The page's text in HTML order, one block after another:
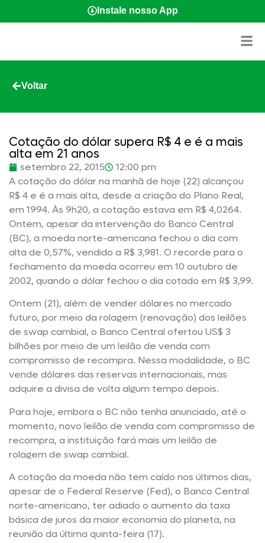
Instale nosso App
Voltar
Cotação do dólar supera R$ 4 e é a mais
alta em 21 anos
setembro 22, 2015
12:00 pm
A cotação do dólar na manhã de hoje (22) alcançou
R$ 4 e é a mais alta, desde a criação do Plano Real,
em 1994. Às 9h20, a cotação estava em R$ 4,0264.
Ontem, apesar da intervenção do Banco Central
(BC), a moeda norte-americana fechou o dia com
alta de 0,57%, vendido a R$ 3,981. O recorde para o
fechamento da moeda ocorreu em 10 outubro de
2002, quando o dólar fechou o dia cotado em R$ 3,99.
Ontem (21), além de vender dólares no mercado
futuro, por meio da rolagem (renovação) dos leilões
de swap cambial, o Banco Central ofertou US$ 3
bilhões por meio de um leilão de venda com
compromisso de recompra. Nessa modalidade, o BC
vende dólares das reservas internacionais, mas
adquire a divisa de volta algum tempo depois.
Para hoje, embora o BC não tenha anunciado, até o
momento, novo leilão de venda com compromisso de
recompra, a instituição fará mais um leilão de
rolagem de swap cambial.
A cotação da moeda não tem caído nos últimos dias,
apesar de o Federal Reserve (Fed), o Banco Central
norte-americano, ter adiado o aumento da taxa
básica de juros da maior economia do planeta, na
reunião da última quinta-feira (17).